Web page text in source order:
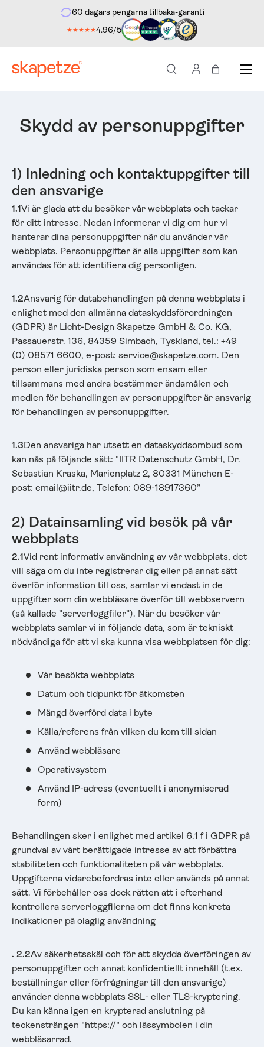
till innehållet60 dagars pengarna tillbaka-garanti
★★★★★4.96/5
Sök
Logga in
Meny
Skydd av personuppgifter
1) Inledning och kontaktuppgifter till
den ansvarige
1.1Vi är glada att du besöker vår webbplats och tackar
för ditt intresse. Nedan informerar vi dig om hur vi
hanterar dina personuppgifter när du använder vår
webbplats. Personuppgifter är alla uppgifter som kan
användas för att identifiera dig personligen.
1.2Ansvarig för databehandlingen på denna webbplats i
enlighet med den allmänna dataskyddsförordningen
(GDPR) är Licht-Design Skapetze GmbH & Co. KG,
Passauerstr. 136, 84359 Simbach, Tyskland, tel.: +49
(0) 08571 6600, e-post: service@skapetze.com. Den
person eller juridiska person som ensam eller
tillsammans med andra bestämmer ändamålen och
medlen för behandlingen av personuppgifter är ansvarig
för behandlingen av personuppgifter.
1.3Den ansvariga har utsett en dataskyddsombud som
kan nås på följande sätt: "IITR Datenschutz GmbH, Dr.
Sebastian Kraska, Marienplatz 2, 80331 München E-
post: email@iitr.de, Telefon: 089-18917360”
2) Datainsamling vid besök på vår
webbplats
2.1Vid rent informativ användning av vår webbplats, det
vill säga om du inte registrerar dig eller på annat sätt
överför information till oss, samlar vi endast in de
uppgifter som din webbläsare överför till webbservern
(så kallade ”serverloggfiler”). När du besöker vår
webbplats samlar vi in följande data, som är tekniskt
nödvändiga för att vi ska kunna visa webbplatsen för dig:
Vår besökta webbplats
Datum och tidpunkt för åtkomsten
Mängd överförd data i byte
Källa/referens från vilken du kom till sidan
Använd webbläsare
Operativsystem
Använd IP-adress (eventuellt i anonymiserad
form)
Behandlingen sker i enlighet med artikel 6.1 f i GDPR på
grundval av vårt berättigade intresse av att förbättra
stabiliteten och funktionaliteten på vår webbplats.
Uppgifterna vidarebefordras inte eller används på annat
sätt. Vi förbehåller oss dock rätten att i efterhand
kontrollera serverloggfilerna om det finns konkreta
indikationer på olaglig användning
. 2.2Av säkerhetsskäl och för att skydda överföringen av
personuppgifter och annat konfidentiellt innehåll (t.ex.
beställningar eller förfrågningar till den ansvarige)
använder denna webbplats SSL- eller TLS-kryptering.
Du kan känna igen en krypterad anslutning på
teckensträngen "https://" och låssymbolen i din
webbläsarrad.